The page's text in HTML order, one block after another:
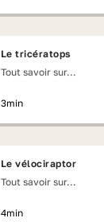
Le tricératops
Tout savoir sur...
3min
Le vélociraptor
Tout savoir sur...
4min